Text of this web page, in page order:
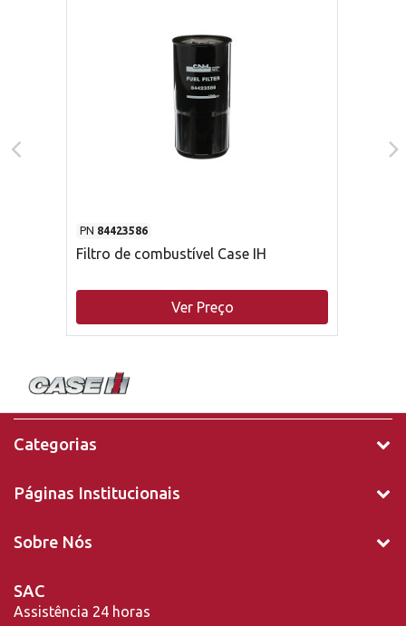
PN 84423586
Filtro de combustível Case IH
Ver Preço
Categorias
Páginas Institucionais
Sobre Nós
SAC
Assistência 24 horas